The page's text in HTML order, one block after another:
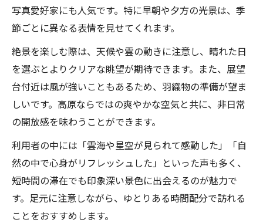
写真愛好家にも人気です。特に早朝や夕方の光景は、季
節ごとに異なる表情を見せてくれます。
絶景を楽しむ際は、天候や雲の動きに注意し、晴れた日
を選ぶとよりクリアな眺望が期待できます。また、展望
台付近は風が強いこともあるため、羽織物の準備が望ま
しいです。高原ならではの爽やかな空気と共に、非日常
の開放感を味わうことができます。
利用者の中には「雲海や星空が見られて感動した」「自
然の中で心身がリフレッシュした」といった声も多く、
短時間の滞在でも印象深い景色に出会えるのが魅力で
す。足元に注意しながら、ゆとりある時間配分で訪れる
ことをおすすめします。